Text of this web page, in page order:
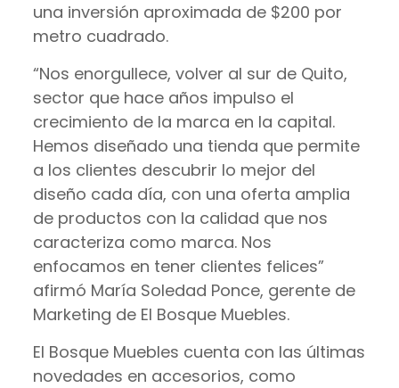
una inversión aproximada de $200 por
metro cuadrado.
“Nos enorgullece, volver al sur de Quito,
sector que hace años impulso el
crecimiento de la marca en la capital.
Hemos diseñado una tienda que permite
a los clientes descubrir lo mejor del
diseño cada día, con una oferta amplia
de productos con la calidad que nos
caracteriza como marca. Nos
enfocamos en tener clientes felices”
afirmó María Soledad Ponce, gerente de
Marketing de El Bosque Muebles.
El Bosque Muebles cuenta con las últimas
novedades en accesorios, como